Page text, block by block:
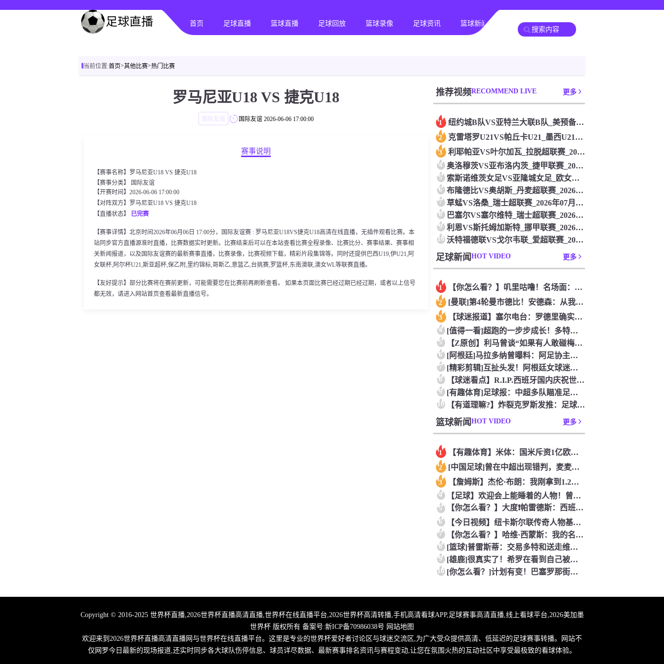
首页 足球直播 篮球直播 足球回放 篮球录像 足球资讯 篮球新闻 其他比赛
当前位置:首页>其他比赛>热门比赛
罗马尼亚U18 VS 捷克U18
国际友谊 国际友谊 2026-06-06 17:00:00
赛事说明
【赛事名称】罗马尼亚U18 VS 捷克U18
【赛事分类】
国际友谊
【开赛时间】2026-06-06 17:00:00
【对阵双方】罗马尼亚U18 VS 捷克U18
【直播状态】 已完赛
【赛事详情】北京时间2026年06月06日 17:00分，国际友谊赛 : 罗马尼亚U18VS捷克U18高清在线直播，无插件观看比赛。本
站同步官方直播源准时直播，比赛数据实时更新。比赛结束后可以在本站查看比赛全程录像、比赛比分、赛事结果、赛事相
关新闻报道，以及国际友谊赛的最新赛事直播，比赛录像，比赛视频下载，精彩片段集锦等。同时还提供巴西U19,伊U21,阿
女联杯,阿尔杯U21,斯亚超杯,保乙附,里约锦标,哥斯乙,意篮乙,台挑赛,罗篮杯,东南澳联,澳女WL等联赛直播。
【友好提示】部分比赛将在赛前更新，可能需要您在比赛前再刷新查看。 如果本页面比赛已经过期已经过期，或者以上信号
都无效，请进入网站首页查看最新直播信号。
推荐视频RECOMMEND LIVE 更多
1 纽约城B队VS亚特兰大联B队_美预备联联赛_2026年07月
2 克雷塔罗U21VS帕丘卡U21_墨西U21联赛_2026年0
3 利耶帕亚VS叶尔加瓦_拉脱超联赛_2026年07月26日
4 奥洛穆茨VS亚布洛内茨_捷甲联赛_2026年07月26日
5 索斯诺维茨女足VS亚隆城女足_欧女冠联赛_2026年07月2
6 布隆德比VS奥胡斯_丹麦超联赛_2026年07月26日
7 草蜢VS洛桑_瑞士超联赛_2026年07月26日
8 巴塞尔VS塞尔维特_瑞士超联赛_2026年07月26日
9 利恩VS斯托姆加斯特_挪甲联赛_2026年07月26日
10 沃特福德联VS戈尔韦联_爱超联赛_2026年07月26日
足球新闻 HOT VIDEO 更多
1 【你怎么看？】叽里咕噜！名场面：穆勒小猪世界杯决赛后用方言接
2 [曼联]第4轮曼市德比！安德森：从我知道曼市，曼城就是这座城
3 【球迷报道】塞尔电台：罗德里确实会接受小检查，但他没有任何严
4 [值得一看]超跑的一步步成长！多特官推感谢阿德耶米的贡献！
5 【Z原创】利马曾谈“如果有人敢碰梅西，会发生什么”：这种凝聚
6 [阿根廷]马拉多纳曾曝料：阿足协主席在90世界杯决赛前跟我说
7 [精彩剪辑]互扯头发！阿根廷女球迷和西班牙女球迷打起来了！
8 【球迷看点】R.I.P.西班牙国内庆祝世界杯夺冠时喷泉坍塌
9 [有趣体育]足球报：中超多队瞄准足协杯，泰山队联赛小幅轮换是
10 【有道理嘛?】炸裂克罗斯发推：足球赢了！
篮球新闻 HOT VIDEO 更多
1 【有趣体育】米体：国米斥资1亿欧改造基地，一线队大楼即将在今
2 [中国足球]曾在中超出现错判，麦麦提江本轮主哨中甲陕西联合v
3 【詹姆斯】杰伦·布朗：我刚拿到1.2万分，詹姆斯4万多分是怎
4 【足球】欢迎会上能睡着的人物！曾经的标王恩东贝莱！
5 【你怎么看？】大度❗️帕雷德斯：西班牙确实更强，其他没啥好辟
6 【今日视频】纽卡斯尔联传奇人物基冈离世，主教练埃迪豪献上鲜花
7 【你怎么看？】哈维·西蒙斯：我的名字源自巴萨传奇，家人是最坚
8 [篮球]普雷斯蒂：交易多特和送走维金斯和乔一样 都是出于财务
9 [雄鹿]很真实了！希罗在看到自己被热火交易到雄鹿的当场反应！
10 [你怎么看？]计划有变！巴塞罗那街头疯狂庆祝世界杯，高喊我是
Copyright © 2016-2025 世界杯直播,2026世界杯直播高清直播,世界杯在线直播平台,2026世界杯高清转播,手机高清看球APP,足球赛事高清直播,线上看球平台,2026美加墨
世界杯 版权所有 备案号:新ICP备70986038号 网站地图
欢迎来到2026世界杯直播高清直播网与世界杯在线直播平台。这里是专业的世界杯爱好者讨论区与球迷交流区,为广大受众提供高清、低延迟的足球赛事转播。网站不
仅网罗今日最新的现场报道,还实时同步各大球队伤停信息、球员详尽数据、最新赛事排名资讯与赛程变动,让您在氛围火热的互动社区中享受最极致的看球体验。